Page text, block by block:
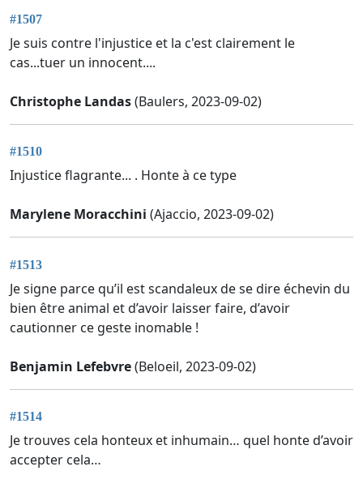
#1507
Je suis contre l'injustice et la c'est clairement le
cas...tuer un innocent....
Christophe Landas(Baulers, 2023-09-02)
#1510
Injustice flagrante... . Honte à ce type
Marylene Moracchini (Ajaccio, 2023-09-02)
#1513
Je signe parce qu’il est scandaleux de se dire échevin du
bien être animal et d’avoir laisser faire, d’avoir
cautionner ce geste inomable !
Benjamin Lefebvre(Beloeil, 2023-09-02)
#1514
Je trouves cela honteux et inhumain… quel honte d’avoir
accepter cela…